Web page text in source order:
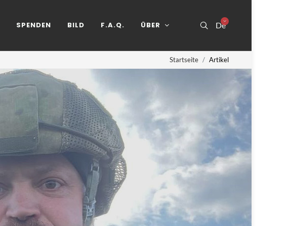
De
SPENDEN BILD F.A.Q. ÜBER
Startseite Artikel